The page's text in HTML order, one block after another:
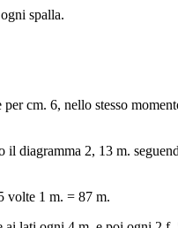
spalla.
cm. 6, nello stesso
il diagramma 2, 13 m.
volte 1 m. = 87 m.